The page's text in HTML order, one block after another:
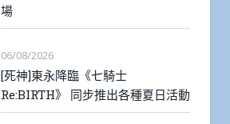
場
06/08/2026
[死神]東永降臨《七騎士
Re:BIRTH》 同步推出各種夏日活動